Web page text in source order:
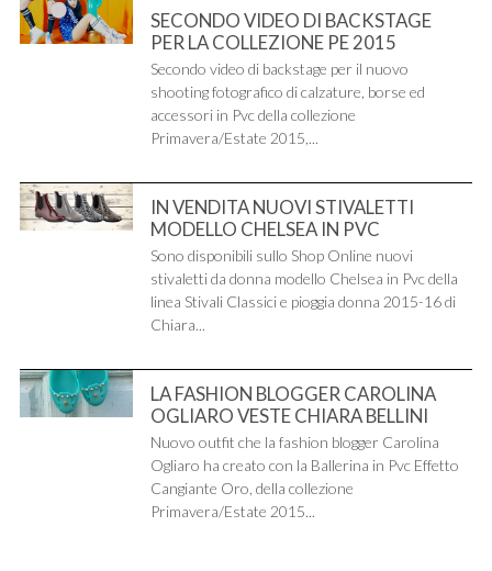
SECONDO VIDEO DI BACKSTAGE
PER LA COLLEZIONE PE 2015
Secondo video di backstage per il nuovo
shooting fotografico di calzature, borse ed
accessori in Pvc della collezione
Primavera/Estate 2015,...
IN VENDITA NUOVI STIVALETTI
MODELLO CHELSEA IN PVC
Sono disponibili sullo Shop Online nuovi
stivaletti da donna modello Chelsea in Pvc della
linea Stivali Classici e pioggia donna 2015-16 di
Chiara...
LA FASHION BLOGGER CAROLINA
OGLIARO VESTE CHIARA BELLINI
Nuovo outfit che la fashion blogger Carolina
Ogliaro ha creato con la Ballerina in Pvc Effetto
Cangiante Oro, della collezione
Primavera/Estate 2015...